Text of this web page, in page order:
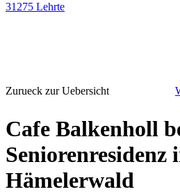
31275 Lehrte
Zurueck zur Uebersicht
Cafe Balkenholl
Seniorenresidenz
Hämelerwald